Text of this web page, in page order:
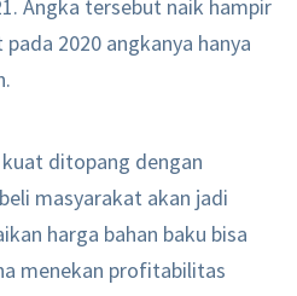
Angka tersebut naik hampir
2020 angkanya hanya
kuat ditopang dengan
masyarakat akan jadi
harga bahan baku bisa
menekan profitabilitas